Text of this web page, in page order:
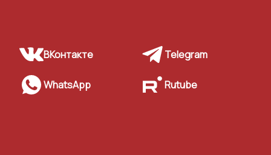
ВКонтакте Telegram
WhatsApp Rutube